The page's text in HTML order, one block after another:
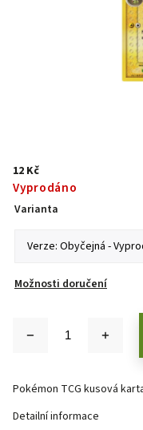
12 Kč
Vyprodáno
Varianta
Možnosti doručení
Pokémon TCG kusová
Detailní informace